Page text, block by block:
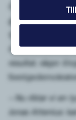
Göteborg
gentemot både
tydliggöra hur
invånare. Det här
resultat , säger
– Nu riktar vi en
Jonas Attenius: